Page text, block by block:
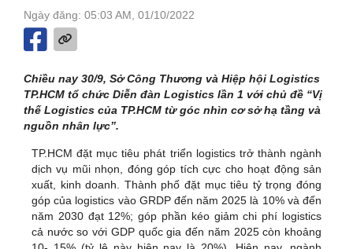
Ngày đăng: 05:03 AM, 01/10/2022
Chiều nay 30/9, Sở Công Thương và Hiệp hội Logistics
TP.HCM tổ chức Diễn đàn Logistics lần 1 với chủ đề “Vị
thế Logistics của TP.HCM từ góc nhìn cơ sở hạ tầng và
nguồn nhân lực”.
TP.HCM đặt mục tiêu phát triển logistics trở thành ngành
dịch vụ mũi nhọn, đóng góp tích cực cho hoạt động sản
xuất, kinh doanh. Thành phố đặt mục tiêu tỷ trọng đóng
góp của logistics vào GRDP đến năm 2025 là 10% và đến
năm 2030 đạt 12%; góp phần kéo giảm chi phí logistics
cả nước so với GDP quốc gia đến năm 2025 còn khoảng